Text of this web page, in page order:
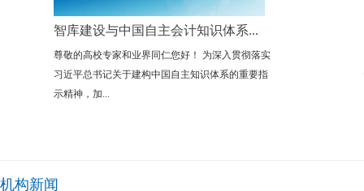
智库建设与中国自主会计知识体系...
尊敬的高校专家和业界同仁您好！ 为深入贯彻落实
习近平总书记关于建构中国自主知识体系的重要指
示精神，加...
机构新闻